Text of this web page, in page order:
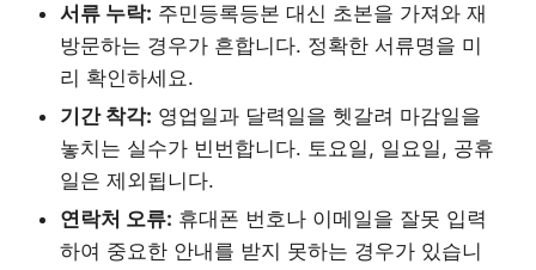
서류 누락: 주민등록등본 대신 초본을 가져와 재
방문하는 경우가 흔합니다. 정확한 서류명을 미
리 확인하세요.
기간 착각: 영업일과 달력일을 헷갈려 마감일을
놓치는 실수가 빈번합니다. 토요일, 일요일, 공휴
일은 제외됩니다.
연락처 오류: 휴대폰 번호나 이메일을 잘못 입력
하여 중요한 안내를 받지 못하는 경우가 있습니